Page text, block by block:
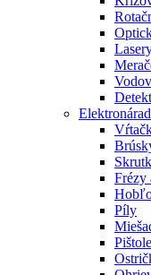
Frézy
Píly